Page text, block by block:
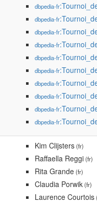
dbpedia-fr
dbpedia-fr
dbpedia-fr
dbpedia-fr
dbpedia-fr
dbpedia-fr
dbpedia-fr
dbpedia-fr
dbpedia-fr
dbpedia-fr
Kim Clijsters(fr)
Raffaella Reggi(fr)
Rita Grande(fr)
Claudia Porwik(fr)
Laurence Courtois